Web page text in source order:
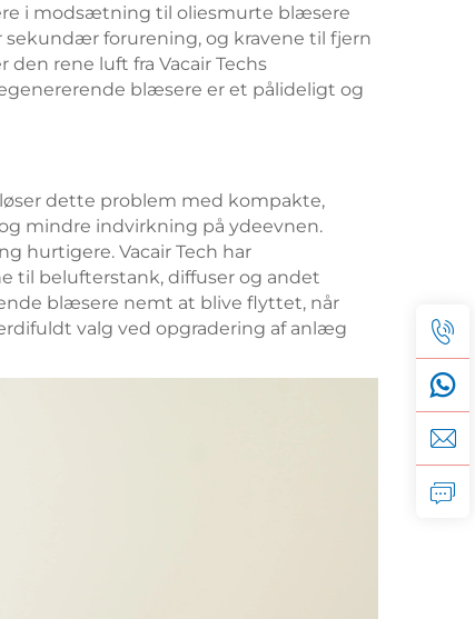
i modsætning til oliesmurte blæsere
forurening, og kravene til fjern
rene luft fra Vacair Techs
blæsere er et pålideligt og
dette problem med kompakte,
mindre indvirkning på ydeevnen.
hurtigere. Vacair Tech har
til belufterstank, diffuser og andet
blæsere nemt at blive flyttet, når
valg ved opgradering af anlæg